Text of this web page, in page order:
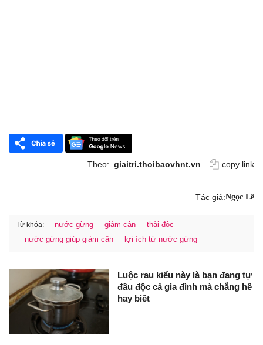
Theo: giaitri.thoibaovhnt.vn copy link
Tác giả:Ngọc Lê
Từ khóa: nước gừng giảm cân
thải độc
nước gừng giúp giảm cân
lợi ích từ nước gừng
Luộc rau kiểu này là bạn đang tự
đầu độc cả gia đình mà chẳng hề
hay biết